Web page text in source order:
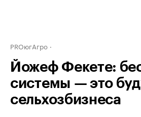
PROюгАгро
Йожеф Фекете:
системы — это
сельхозбизнеса